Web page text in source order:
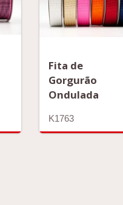
Fita de
Gorgurão
Ondulada
K1763